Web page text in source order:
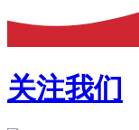
关注我们